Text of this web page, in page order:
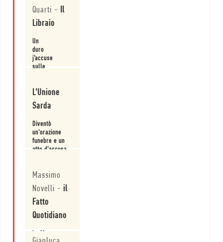
storico
firmato da
Bianciardi e
Carlo Cassola.
Quarti - Il
Libraio
Un
duro
j’accuse
sulle
lavoro
dei
minatori:
uno
spartiacque
nella
vita di
L'Unione
Sarda
Diventò
un'orazione
funebre e un
atto d'accusa.
Massimo
Novelli - il
Fatto
Quotidiano